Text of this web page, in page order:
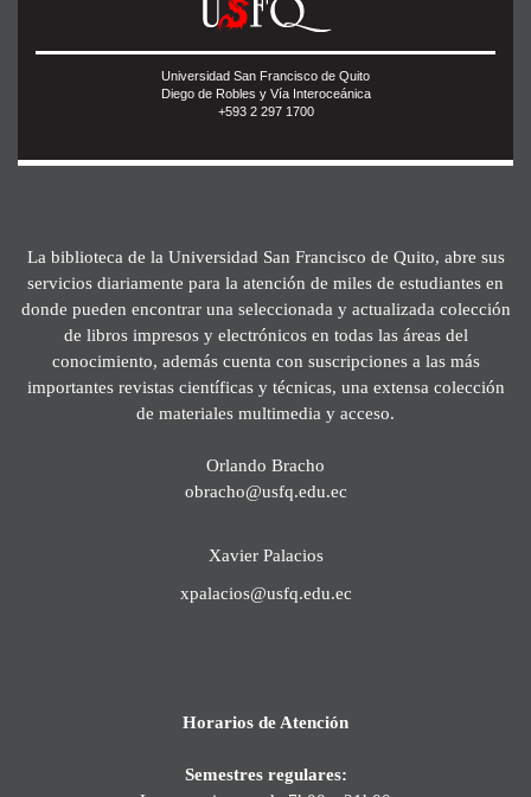
Universidad San Francisco de Quito
Diego de Robles y Vía Interoceánica
+593 2 297 1700
La biblioteca de la Universidad San Francisco de Quito, abre sus
servicios diariamente para la atención de miles de estudiantes en
donde pueden encontrar una seleccionada y actualizada colección
de libros impresos y electrónicos en todas las áreas del
conocimiento, además cuenta con suscripciones a las más
importantes revistas científicas y técnicas, una extensa colección
de materiales multimedia y acceso.
Orlando Bracho
obracho@usfq.edu.ec
Xavier Palacios
xpalacios@usfq.edu.ec
Horarios de Atención
Semestres regulares: